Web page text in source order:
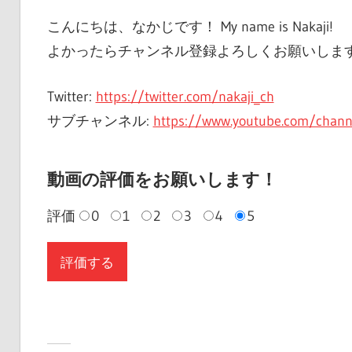
こんにちは、なかじです！ My name is Nakaji!
よかったらチャンネル登録よろしくお願いしま
Twitter: https://twitter.com/nakaji_ch
サブチャンネル: https://www.youtube.com/
動画の評価をお願いします！
評価 0 1 2 3 4 5